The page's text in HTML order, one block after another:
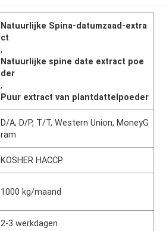
Natuurlijke Spina-datumzaad-extra
ct
,
Natuurlijke spine date extract poe
der
,
Puur extract van plantdattelpoeder
D/A, D/P, T/T, Western Union, MoneyG
ram
KOSHER HACCP
1000 kg/maand
2-3 werkdagen